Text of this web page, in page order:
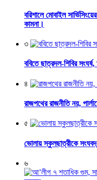
বরিশালে মোবাইল
কামনা।
৩
ববিতে ছাত্রদল-শিবির
৪
রাজপথের রাজনীতি নয়,
৫
ভোলায় স্কুলছাত্রীকে
৬